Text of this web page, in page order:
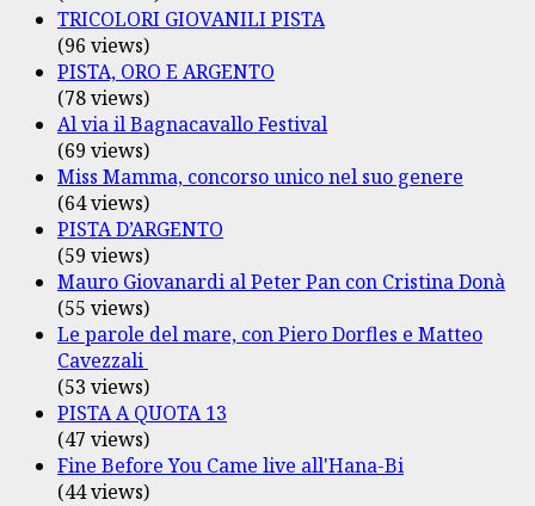
TRICOLORI GIOVANILI PISTA
(96 views)
PISTA, ORO E ARGENTO
(78 views)
Al via il Bagnacavallo Festival
(69 views)
Miss Mamma, concorso unico nel suo genere
(64 views)
PISTA D’ARGENTO
(59 views)
Mauro Giovanardi al Peter Pan con Cristina Donà
(55 views)
Le parole del mare, con Piero Dorfles e Matteo
Cavezzali
(53 views)
PISTA A QUOTA 13
(47 views)
Fine Before You Came live all'Hana-Bi
(44 views)